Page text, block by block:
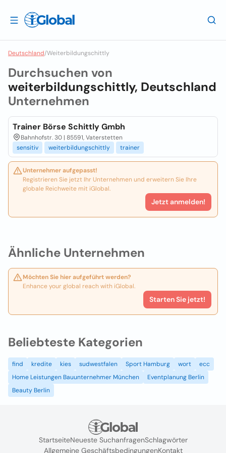
Deutschland/Weiterbildungschittly
Ähnliche Unternehmen
Möchten Sie hier aufgeführt werden?
Enhance your global reach with iGlobal.
Starten Sie jetzt!
Durchsuchen von
weiterbildungschittly, Deutschland
Unternehmen
Trainer Börse Schittly Gmbh
Bahnhofstr. 30 | 85591, Vaterstetten
sensitiv
weiterbildungschittly trainer
Unternehmer aufgepasst!
Registrieren Sie jetzt Ihr Unternehmen und erweitern Sie Ihre
globale Reichweite mit iGlobal.
Jetzt anmelden!
Beliebteste Kategorien
find kredite kies sudwestfalen Sport Hamburg wort
ecc
Home Leistungen Bauunternehmer München
Eventplanung Berlin
Beauty Berlin
StartseiteNeueste SuchanfragenSchlagwörter
Allgemeine GeschäftsbedingungenKontakt